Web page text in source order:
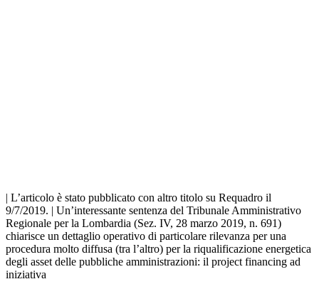
| L’articolo è stato pubblicato con altro titolo su Requadro il
9/7/2019. | Un’interessante sentenza del Tribunale Amministrativo
Regionale per la Lombardia (Sez. IV, 28 marzo 2019, n. 691)
chiarisce un dettaglio operativo di particolare rilevanza per una
procedura molto diffusa (tra l’altro) per la riqualificazione energetica
degli asset delle pubbliche amministrazioni: il project financing ad
iniziativa